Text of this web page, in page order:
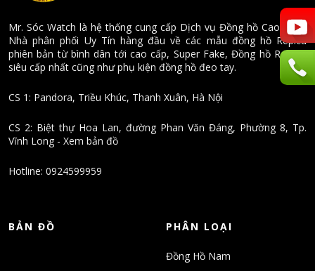
Mr. Sóc Watch là hệ thống cung cấp Dịch vụ Đồng hồ Cao cấp -
Nhà phân phối Uy Tín hàng đầu về các mẫu đồng hồ Repica
phiên bản từ bình dân tới cao cấp, Super Fake, Đồng hồ Replica
siêu cấp nhất cũng như phụ kiện đồng hồ đeo tay.
CS 1: Pandora, Triều Khúc, Thanh Xuân, Hà Nội
CS 2: Biệt thự Hoa Lan, đường Phan Văn Đáng, Phường 8, Tp.
Vĩnh Long - Xem bản đồ
Hotline: 0924599959
BẢN ĐỒ PHÂN LOẠI
Đồng Hồ Nam